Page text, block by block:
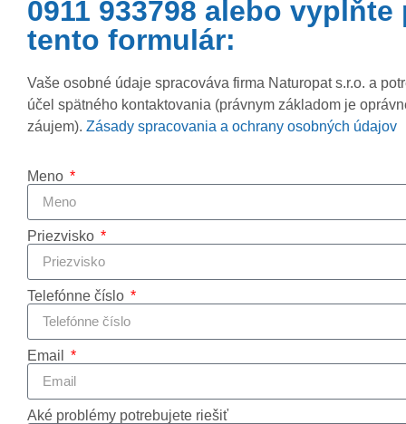
0911 933798 alebo vyplňte
tento formulár:
Vaše osobné údaje spracováva firma Naturopat s.r.o. a
účel spätného kontaktovania (právnym základom je
záujem). Zásady spracovania a ochrany osobných údajov
Meno
Priezvisko
Telefónne číslo
Email
Aké problémy potrebujete riešiť